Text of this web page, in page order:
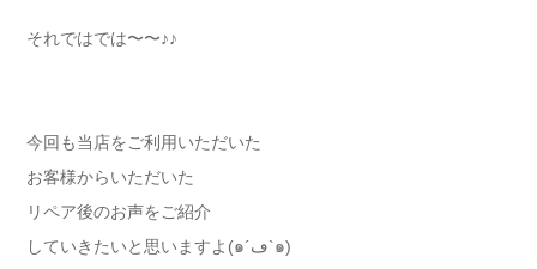
それではでは〜〜♪♪
今回も当店をご利用いただいた
お客様からいただいた
リペア後のお声をご紹介
していきたいと思いますよ(๑´ڡ`๑)